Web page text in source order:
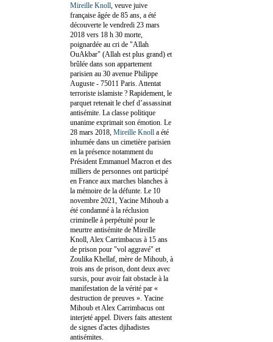
Mireille Knoll , veuve juive
française âgée de 85 ans, a été
découverte le vendredi 23 mars
2018 vers 18 h 30 morte,
poignardée au cri de "Allah
OuAkbar" (Allah est plus grand) et
brûlée dans son appartement
parisien au 30 avenue Philippe
Auguste - 75011 Paris. Attentat
terroriste islamiste ? Rapidement, le
parquet retenait le chef d’assassinat
antisémite. La classe politique
unanime exprimait son émotion. Le
28 mars 2018, Mireille Knoll a été
inhumée dans un cimetière parisien
en la présence notamment du
Président Emmanuel Macron et des
milliers de personnes ont participé
en France aux marches blanches à
la mémoire de la défunte. Le 10
novembre 2021, Yacine Mihoub a
été condamné à la réclusion
criminelle à perpétuité pour le
meurtre antisémite de Mireille
Knoll, Alex Carrimbacus à 15 ans
de prison pour "vol aggravé" et
Zoulika Khellaf, mère de Mihoub, à
trois ans de prison, dont deux avec
sursis, pour avoir fait obstacle à la
manifestation de la vérité par «
destruction de preuves ». Yacine
Mihoub et Alex Carrimbacus ont
interjeté appel. Divers faits attestent
de signes d'actes djihadistes
antisémites.